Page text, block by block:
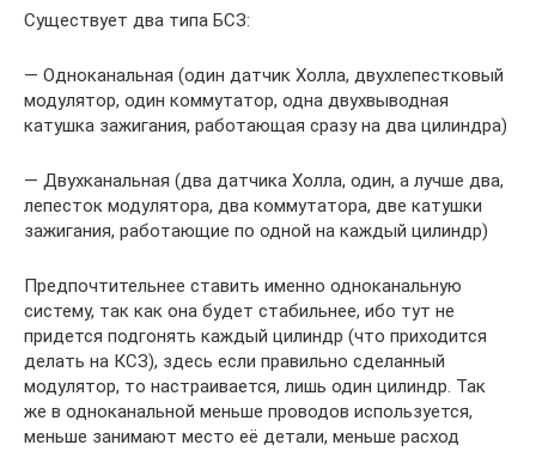
Существует два типа БСЗ:
— Одноканальная (один датчик Холла, двухлепестковый
модулятор, один коммутатор, одна двухвыводная
катушка зажигания, работающая сразу на два цилиндра)
— Двухканальная (два датчика Холла, один, а лучше два,
лепесток модулятора, два коммутатора, две катушки
зажигания, работающие по одной на каждый цилиндр)
Предпочтительнее ставить именно одноканальную
систему, так как она будет стабильнее, ибо тут не
придется подгонять каждый цилиндр (что приходится
делать на КСЗ), здесь если правильно сделанный
модулятор, то настраивается, лишь один цилиндр. Так
же в одноканальной меньше проводов используется,
меньше занимают место её детали, меньше расход